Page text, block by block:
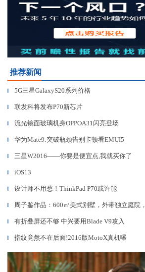
推荐新闻
▎ 5G三星GalaxyS20系列价格
▎ 联发科将发布P70新芯片
▎ 流光镜面玻璃机身OPPOA31闪亮登场
▎ 华为Mate9:突破瓶颈告别卡顿看EMUI5
▎ 三星W2016——你要是便宜点,我就买你了
▎ iOS13
▎ 设计师不用愁！ThinkPad P70或许能
▎ 周子鉴作品：600㎡美式别墅，外带独立庭院，
▎ 有折叠屏还不够 中兴要用Blade V9攻入
▎ 指纹竟然不在后面!2016版MotoX真机曝